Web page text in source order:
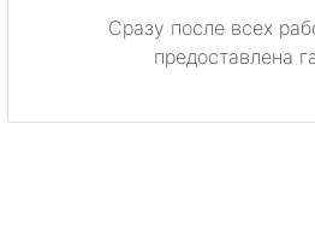
Сразу после всех
предоставлена